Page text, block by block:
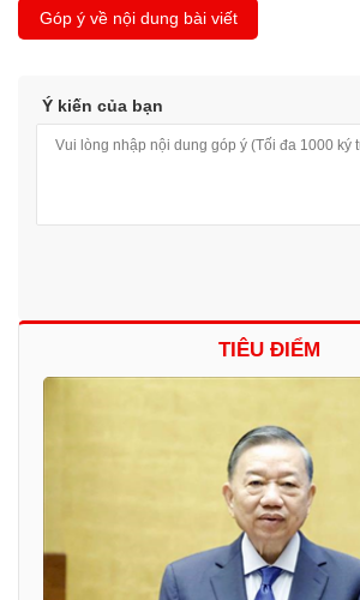
Góp ý về nội dung bài viết
Ý kiến của bạn
TIÊU ĐIỂM